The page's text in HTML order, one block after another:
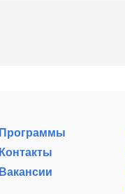
Программы
Контакты
Вакансии